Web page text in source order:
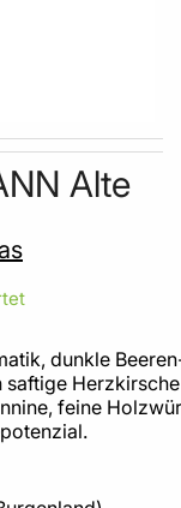
Alte
dunkle
saftige
feine